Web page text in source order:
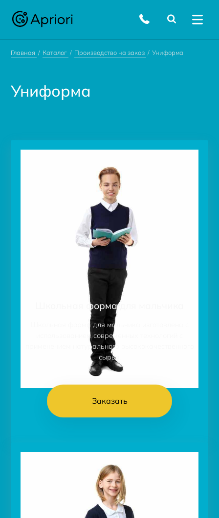
Главная Каталог Производство на заказ Униформа
Униформа
Школьная форма для мальчика
Школьная форма для мальчика изготовлена с
использованием современных технологий с
применением натурального высококачественного
сырья.
Заказать